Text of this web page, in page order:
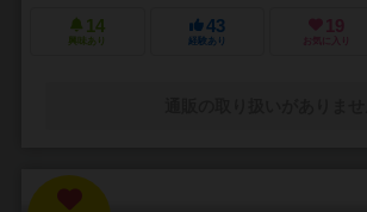
14
興味あり
43
経験あり
19
お気に入り